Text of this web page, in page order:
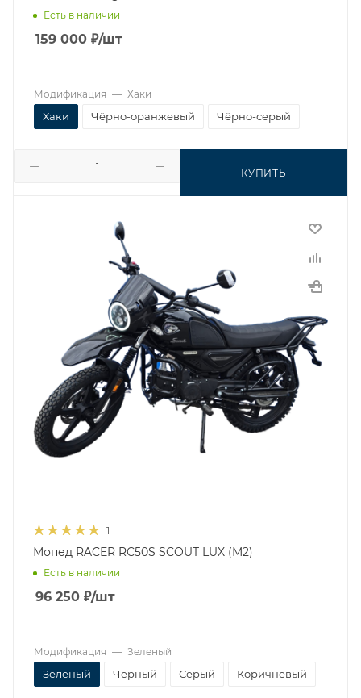
Есть в наличии
159 000 ₽/шт
КУПИТЬ
Модификация — Хаки
Хаки Чёрно-оранжевый Чёрно-серый
1
Мопед RACER RC50S SCOUT LUX (M2)
Есть в наличии
96 250 ₽/шт
Модификация — Зеленый
Зеленый Черный Серый Коричневый